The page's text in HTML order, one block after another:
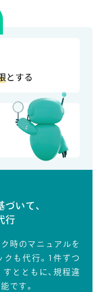
いて、
行
時のマニュアルを
も代行。1件ずつ
とともに、規程違
です。